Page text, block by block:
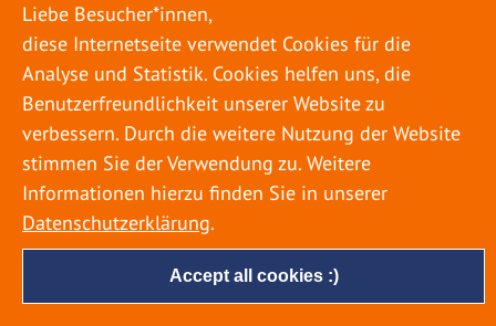
genießen ihren Urlaub. Dabei zieht es die Einen
weiter weg, die Anderen bleiben dann doch
lieber in der Heimat. Wenn Sie für eine längere
Zeit wegfahren möchten, gibt es einige Dinge zu
beachten, damit nicht anschließend eine böse
Überraschung auf Sie wartet. Um einen
möglichst entspannten Urlaub zu […]
Accept all cookies :)
Liebe Besucher*innen,
diese Internetseite verwendet Cookies für die
Analyse und Statistik. Cookies helfen uns, die
Benutzerfreundlichkeit unserer Website zu
verbessern. Durch die weitere Nutzung der Website
stimmen Sie der Verwendung zu. Weitere
Informationen hierzu finden Sie in unserer
Datenschutzerklärung.